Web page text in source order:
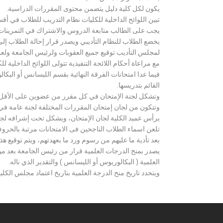
يكون لكل كلية دليل يتضمن محتوى المقررات الدراسية.
تبين اللوائح الداخلية للكليات نظام التدريب للطلاب في
يجب على الطالب متابعة الدروس والاشتراك في التمرينات
يخضع الطلاب للنظام التأديبي ويصدر قرار إحالة
لمجلس التأديب توقيع جميع العقوبات ولرئيس الجامعة
مع مراعاة أحكام اللائحة التنفيذية تتولى اللوائح
فيما عدا امتحانات الفرقة النهائية بقسم الليسانس أو
القائم بتدريسها.
وتشكل لجنة الإمتحان في كل مقرر من عضوين على
وتتكون من لجان إمتحان المقررات المختلفة لجنة عامة
يرأس عميد الكلية لجان الإمتحان، ويشكل تحت إشرافه لجنة
تلعن اسماء الطلاب الناجحين فى الامتحانات مرتبة
بعد تأدية ما عليهم من رسوم ورد ما بعهدتهم، ويتم توقيع
يصدر بمنح الدرجات العلمية قرار من رئيس الجامعة بعد
العلمية ( البكالوريوس أو الليسانس ) والتقدير الذي ناله.
ويتحدد تاريخ منح الدرجة العلمية بتاريخ اعتماد مجلس